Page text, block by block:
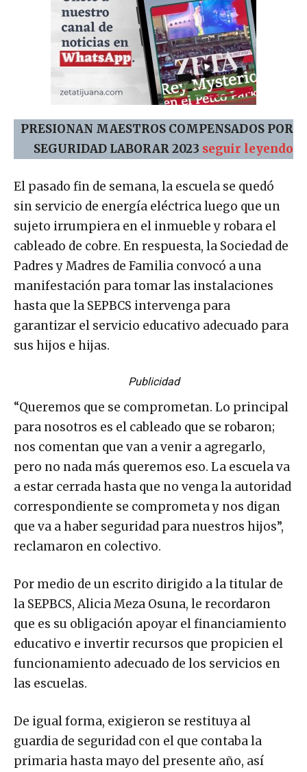
PRESIONAN MAESTROS COMPENSADOS POR
SEGURIDAD LABORAR 2023 seguir leyendo
El pasado fin de semana, la escuela se quedó
sin servicio de energía eléctrica luego que un
sujeto irrumpiera en el inmueble y robara el
cableado de cobre. En respuesta, la Sociedad de
Padres y Madres de Familia convocó a una
manifestación para tomar las instalaciones
hasta que la SEPBCS intervenga para
garantizar el servicio educativo adecuado para
sus hijos e hijas.
Publicidad
“Queremos que se comprometan. Lo principal
para nosotros es el cableado que se robaron;
nos comentan que van a venir a agregarlo,
pero no nada más queremos eso. La escuela va
a estar cerrada hasta que no venga la autoridad
correspondiente se comprometa y nos digan
que va a haber seguridad para nuestros hijos”,
reclamaron en colectivo.
Por medio de un escrito dirigido a la titular de
la SEPBCS, Alicia Meza Osuna, le recordaron
que es su obligación apoyar el financiamiento
educativo e invertir recursos que propicien el
funcionamiento adecuado de los servicios en
las escuelas.
De igual forma, exigieron se restituya al
guardia de seguridad con el que contaba la
primaria hasta mayo del presente año, así